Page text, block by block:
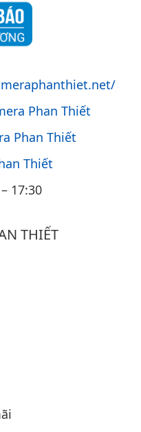
Phan Thiết
Phan Thiết
Thiết
– 17:30
THIẾT